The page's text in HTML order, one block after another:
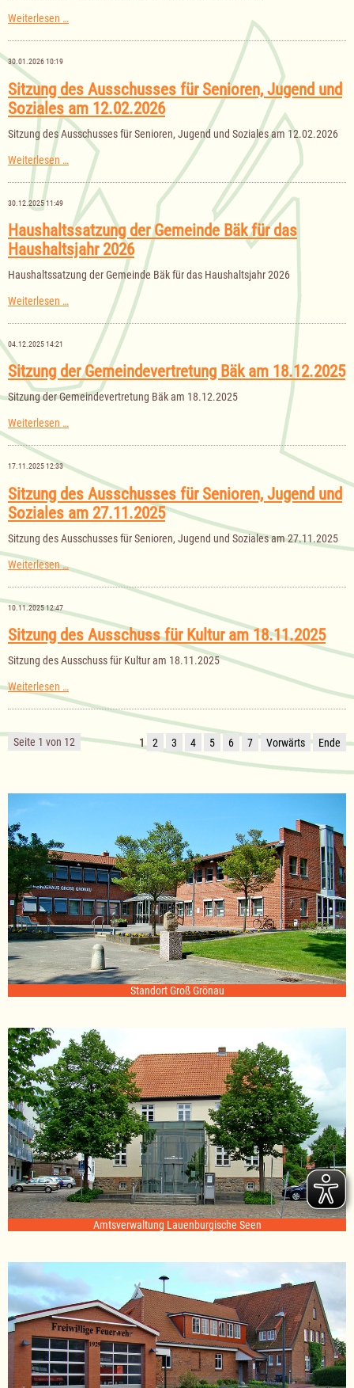
Weiterlesen …
Gemeinde
23.04.2026
30.01.2026 10:19
Sitzung des Ausschusses für Senioren, Jugend und
Soziales am 12.02.2026
Sitzung des Ausschusses für Senioren, Jugend und Soziales am 12.02.2026
Weiterlesen … Sitzung
Ausschusses
Senioren,
Jugend
und
Soziales
am
12.02.2026
30.12.2025 11:49
Haushaltssatzung der Gemeinde Bäk für das
Haushaltsjahr 2026
Haushaltssatzung der Gemeinde Bäk für das Haushaltsjahr 2026
Weiterlesen … Haushaltssatzung
Gemeinde
Haushaltsjahr
2026
04.12.2025 14:21
Sitzung der Gemeindevertretung Bäk am 18.12.2025
Sitzung der Gemeindevertretung Bäk am 18.12.2025
Weiterlesen …Sitzung
Gemeindevertretung
am
18.12.2025
17.11.2025 12:33
Sitzung des Ausschusses für Senioren, Jugend und
Soziales am 27.11.2025
Sitzung des Ausschusses für Senioren, Jugend und Soziales am 27.11.2025
Weiterlesen …
des
Ausschusses
Senioren,
Jugend
und
am
10.11.2025 12:47
Sitzung des Ausschuss für Kultur am 18.11.2025
Sitzung des Ausschuss für Kultur am 18.11.2025
Weiterlesen …Sitzung
des
Ausschuss
Kultur
am
Seite 1 von 12 1 2 3 4 5 6 7 Vorwärts Ende
Standort Groß Grönau
Amtsverwaltung Lauenburgische Seen